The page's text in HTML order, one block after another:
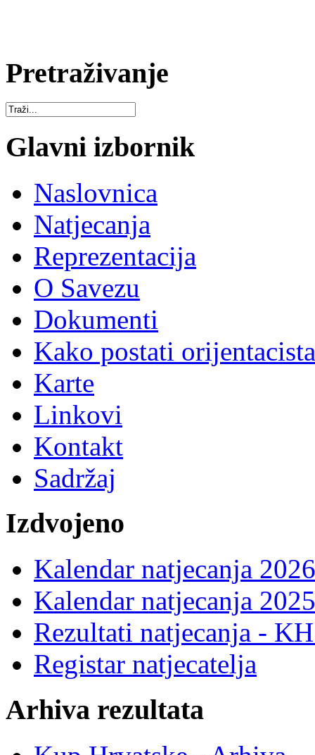
Pretraživanje
Glavni izbornik
Naslovnica
Natjecanja
Reprezentacija
O Savezu
Dokumenti
Kako postati
Karte
Linkovi
Kontakt
Sadržaj
Izdvojeno
Kalendar natjecanja
Kalendar natjecanja
Rezultati natjecanja -
Registar natjecatelja
Arhiva rezultata